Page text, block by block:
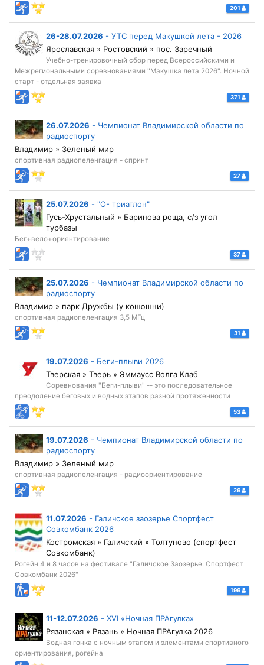
201
26-28.07.2026 - УТС перед Макушкой лета - 2026
Ярославская » Ростовский » пос. Заречный
Учебно-тренировочный сбор перед Всероссийскими и
Межрегиональными соревнованиями "Макушка лета 2026". Ночной
старт - отдельная заявка
371
26.07.2026 - Чемпионат Владимирской области по
радиоспорту
Владимир » Зеленый мир
спортивная радиопеленгация - спринт
27
25.07.2026 - "О- триатлон"
Гусь-Хрустальный » Баринова роща, с/з угол
турбазы
Бег+вело+ориентирование
37
25.07.2026 - Чемпионат Владимирской области по
радиоспорту
Владимир » парк Дружбы (у конюшни)
спортивная радиопеленгация 3,5 МГц
31
19.07.2026 - Беги-плыви 2026
Тверская » Тверь » Эммаусс Волга Клаб
Соревнования "Беги-плыви" -- это последовательное
преодоление беговых и водных этапов разной протяженности
53
19.07.2026 - Чемпионат Владимирской области по
радиоспорту
Владимир » Зеленый мир
спортивная радиопеленгация - радиоориентирование
26
11.07.2026 - Галичское заозерье Спортфест
Совкомбанк 2026
Костромская » Галичский » Толтуново (спортфест
Совкомбанк)
Рогейн 4 и 8 часов на фестивале "Галичское Заозерье: Спортфест
Совкомбанк 2026"
196
11-12.07.2026 - XVI «Ночная ПРАгулка»
Рязанская » Рязань » Ночная ПРАгулка 2026
Водная гонка с ночным этапом и элементами спортивного
ориентирования, рогейна